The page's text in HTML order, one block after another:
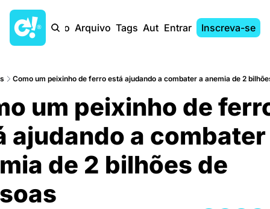
Início Arquivo Tags AutoresEntrar Inscreva-se
Como um peixinho de ferro está ajudando a combater a anemia de 2
um peixinho de
ajudando a combater
de 2 bilhões de